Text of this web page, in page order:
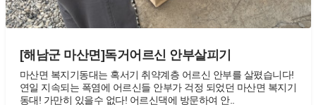
[해남군 마산면]독거어르신 안부살피기
마산면 복지기동대는 혹서기 취약계층 어르신 안부를 살폈습니다!
연일 지속되는 폭염에 어르신들 안부가 걱정 되었던 마산면 복지기
동대! 가만히 있을수 없다! 어르신댁에 방문하여 안..